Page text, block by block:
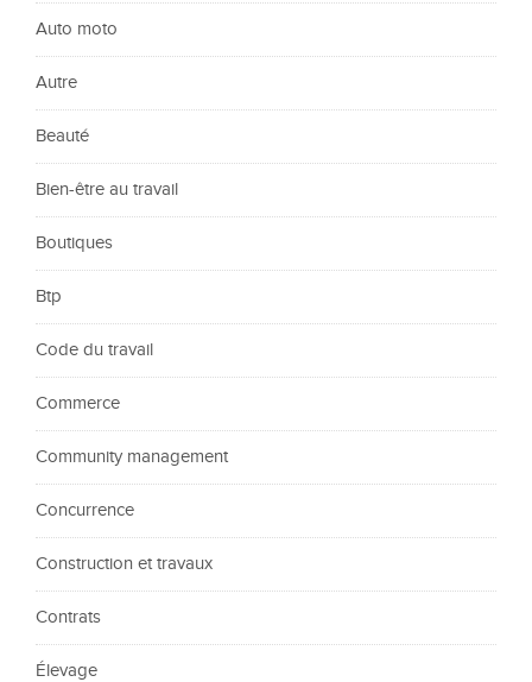
Auto moto
Autre
Beauté
Bien-être au travail
Boutiques
Btp
Code du travail
Commerce
Community management
Concurrence
Construction et travaux
Contrats
Élevage